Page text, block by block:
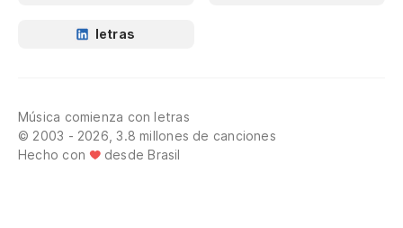
letras
Música comienza con letras
© 2003 - 2026, 3.8 millones de canciones
Hecho con
desde Brasil